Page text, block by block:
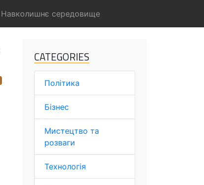
Навколишнє середовище
CATEGORIES
Політика
Бізнес
Мистецтво та
розваги
Технологія